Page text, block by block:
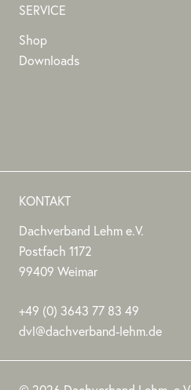
SERVICE
Shop
Downloads
KONTAKT
Dachverband Lehm e.V.
Stephan
Jörchel
Stephan
Jörchel
Dachverband
Lehm
Postfach 1172
99409 Weimar
+49 (0) 3643 77 83 49
dvl@dachverband-lehm.de
DACHVERBAND
LEHM
Bundesverband